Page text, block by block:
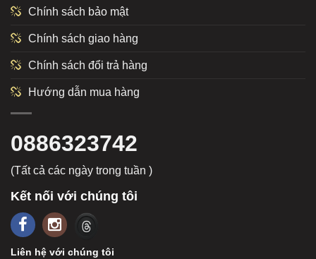
Chính sách bảo mật
Chính sách giao hàng
Chính sách đổi trả hàng
Hướng dẫn mua hàng
0886323742
(Tất cả các ngày trong tuần )
Kết nối với chúng tôi
Liên hệ với chúng tôi